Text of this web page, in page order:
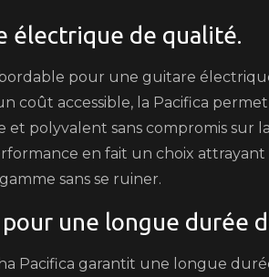
électrique de qualité.
pour une guitare
coût accessible, la Pacifica
polyvalent sans compromis sur
en fait un choix
sans se ruiner.
une longue durée
Pacifica garantit une longue